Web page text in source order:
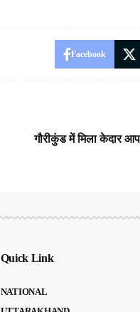
Facebook
गौरीकुंड में मिला केदार
Quick Link
NATIONAL